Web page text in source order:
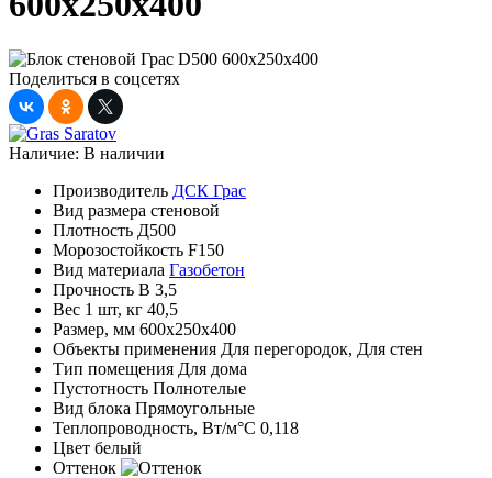
Поделиться в соцсетях
Наличие: В наличии
Производитель ДСК Грас
Вид размера стеновой
Плотность Д500
Морозостойкость F150
Вид материала Газобетон
Прочность B 3,5
Вес 1 шт, кг 40,5
Размер, мм 600х250х400
Объекты применения Для перегородок, Для стен
Тип помещения Для дома
Пустотность Полнотелые
Вид блока Прямоугольные
Теплопроводность, Вт/м°С 0,118
Цвет белый
Оттенок